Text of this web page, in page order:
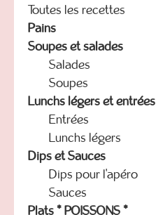
Toutes les recettes
Pains
Soupes et salades
Salades
Soupes
Lunchs légers et entrées
Entrées
Lunchs légers
Dips et Sauces
Dips pour l'apéro
Sauces
Plats * POISSONS *